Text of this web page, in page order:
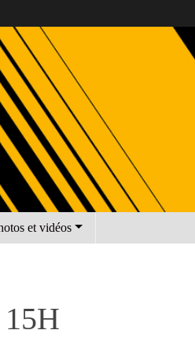
et vidéos
15H